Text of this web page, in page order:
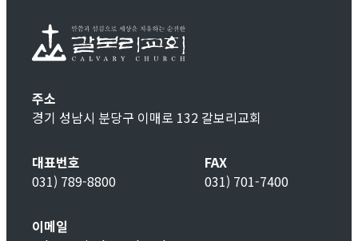
주소
경기 성남시 분당구 이매로 132 갈보리교회
대표번호
031) 789-8800
FAX
031) 701-7400
이메일